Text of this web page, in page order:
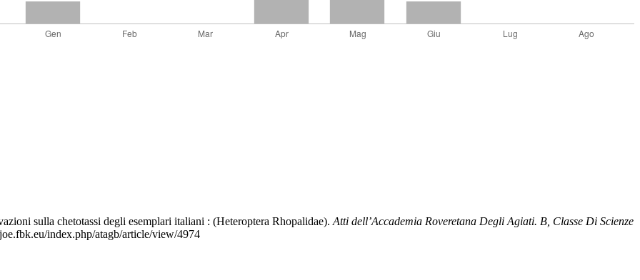
sulla chetotassi degli esemplari italiani : (Heteroptera Rhopalidae). Atti dell’Accademia Roveretana Degli Agiati. B, Classe Di Scienze
index.php/atagb/article/view/4974